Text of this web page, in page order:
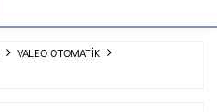
VALEO OTOMATİK